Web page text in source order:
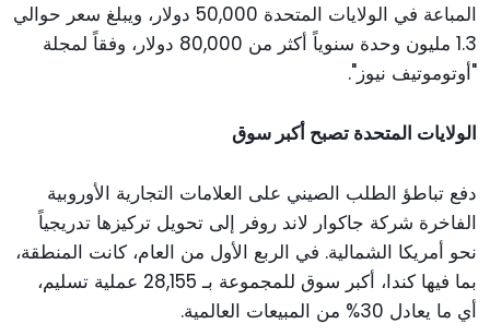
المباعة في الولايات المتحدة 50,000 دولار، ويبلغ سعر حوالي
1.3 مليون وحدة سنوياً أكثر من 80,000 دولار، وفقاً لمجلة
"أوتوموتيف نيوز".
الولايات المتحدة تصبح أكبر سوق
دفع تباطؤ الطلب الصيني على العلامات التجارية الأوروبية
الفاخرة شركة جاكوار لاند روفر إلى تحويل تركيزها تدريجياً
نحو أمريكا الشمالية. في الربع الأول من العام، كانت المنطقة،
بما فيها كندا، أكبر سوق للمجموعة بـ 28,155 عملية تسليم،
أي ما يعادل 30% من المبيعات العالمية.